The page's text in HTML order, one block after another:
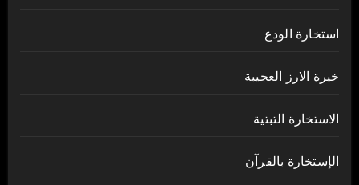
استخارة الودع
خيرة الارز العجيبة
الاستخارة التبتية
الإستخارة بالقرآن